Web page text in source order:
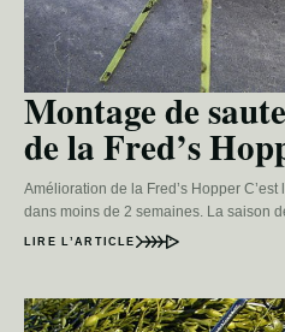
Montage de
de la Fred’s
Amélioration de la Fred’s Hopper
dans moins de 2 semaines. La saison
LIRE L’ARTICLE